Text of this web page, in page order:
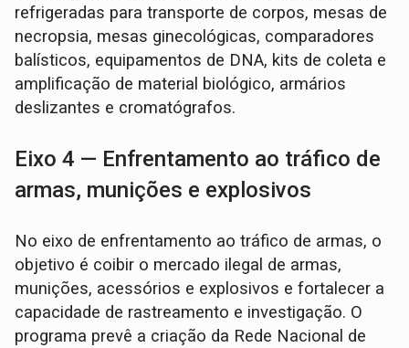
refrigeradas para transporte de corpos, mesas de
necropsia, mesas ginecológicas, comparadores
balísticos, equipamentos de DNA, kits de coleta e
amplificação de material biológico, armários
deslizantes e cromatógrafos.
Eixo 4 — Enfrentamento ao tráfico de
armas, munições e explosivos
No eixo de enfrentamento ao tráfico de armas, o
objetivo é coibir o mercado ilegal de armas,
munições, acessórios e explosivos e fortalecer a
capacidade de rastreamento e investigação. O
programa prevê a criação da Rede Nacional de